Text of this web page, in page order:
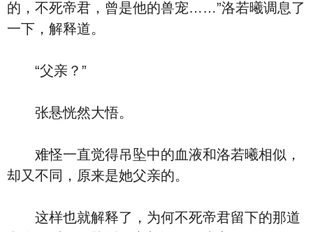
的，不死帝君，曾是他的兽宠……”洛若曦调息了
一下，解释道。
“父亲？”
张悬恍然大悟。
难怪一直觉得吊坠中的血液和洛若曦相似，
却又不同，原来是她父亲的。
这样也就解释了，为何不死帝君留下的那道